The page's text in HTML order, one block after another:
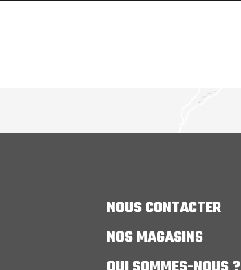
NOUS CONTACTER
NOS MAGASINS